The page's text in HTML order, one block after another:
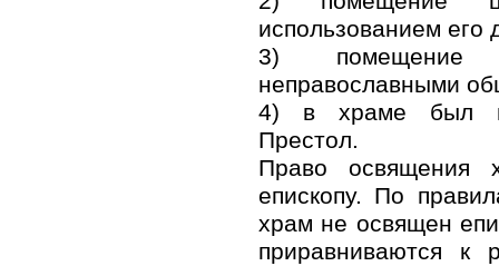
использованием его
3) помещение
неправославными
4) в храме был
Престол.
Право освящения
епископу. По
храм не освящен
приравниваются к